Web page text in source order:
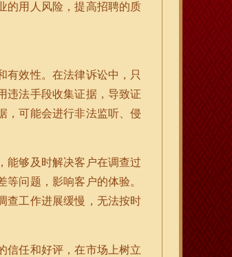
的用人风险，提高招聘的质
有效性。在法律诉讼中，只
违法手段收集证据，导致证
，可能会进行非法监听、侵
能够及时解决客户在调查过
问题，影响客户的体验。
查工作进展缓慢，无法按时
信任和好评，在市场上树立